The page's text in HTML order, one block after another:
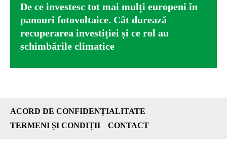
De ce investesc tot mai mulți europeni în
panouri fotovoltaice. Cât durează
recuperarea investiției și ce rol au
schimbările climatice
ACORD DE CONFIDENȚIALITATE
TERMENI ȘI CONDIȚII
CONTACT